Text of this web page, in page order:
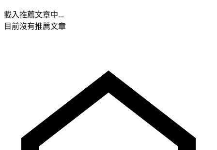
載入推薦文章中...
目前沒有推薦文章